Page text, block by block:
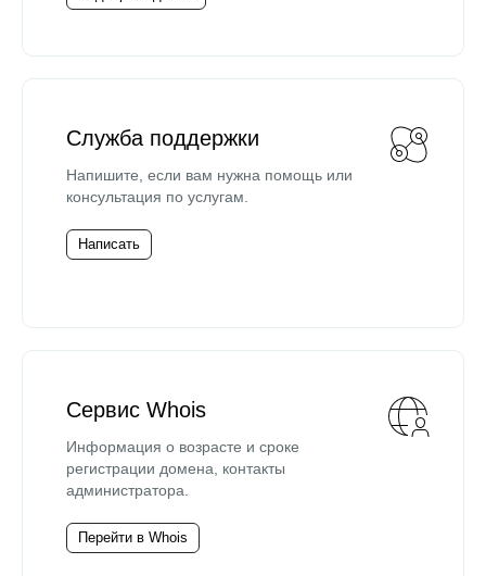
Служба поддержки
Напишите, если вам нужна помощь или
консультация по услугам.
Написать
Сервис Whois
Информация о возрасте и сроке
регистрации домена, контакты
администратора.
Перейти в Whois